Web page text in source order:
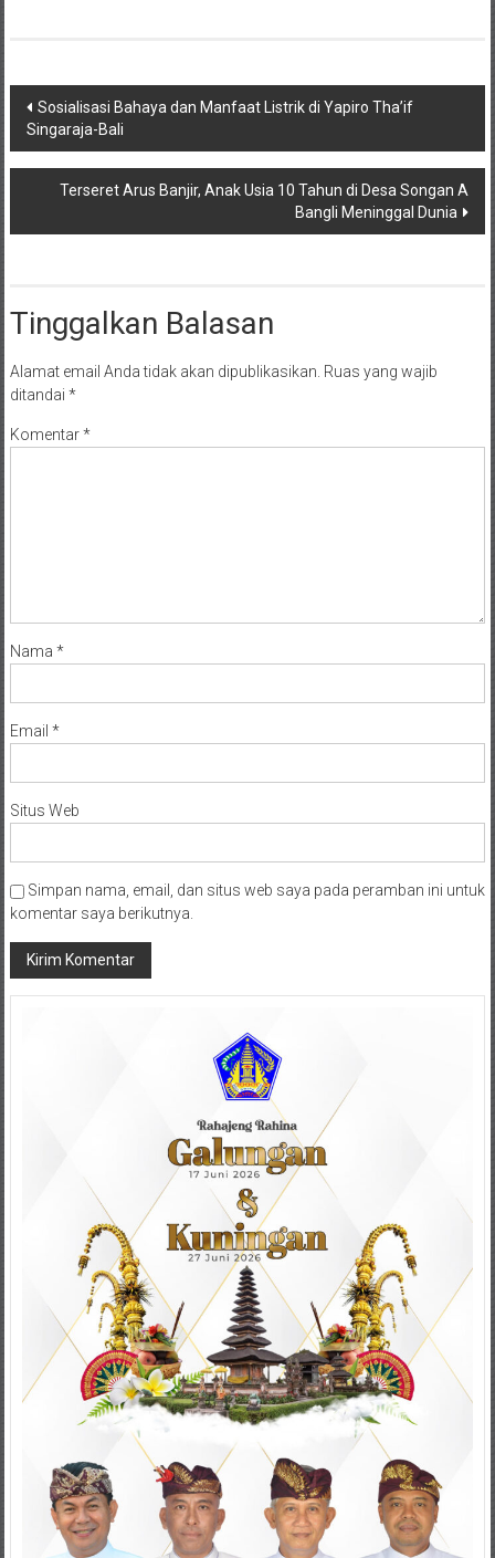
Navigasi
pos
Sosialisasi Bahaya dan Manfaat Listrik di Yapiro Tha’if
Singaraja-Bali
Terseret Arus Banjir, Anak Usia 10 Tahun di Desa Songan A
Bangli Meninggal Dunia
Tinggalkan Balasan
Alamat email Anda tidak akan dipublikasikan. Ruas yang wajib
ditandai *
Komentar*
Nama *
Email *
Situs Web
Simpan nama, email, dan situs web saya pada peramban ini untuk
komentar saya berikutnya.